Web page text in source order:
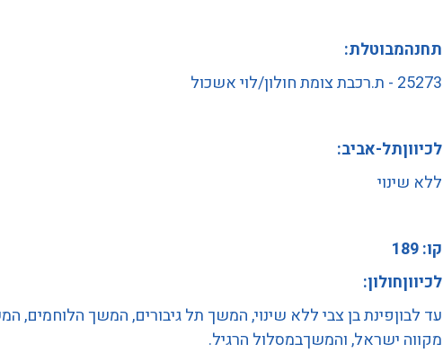
תחנהמבוטלת:
25273 - ת.רכבת צומת חולון/לוי אשכול
לכיווןתל-אביב:
ללא שינוי
קו: 189
לכיווןחולון:
עד לבוןפינת בן צבי ללא שינוי, המשך תל גיבורים, המשך הלוחמים,
מקווה ישראל, והמשךבמסלול הרגיל.